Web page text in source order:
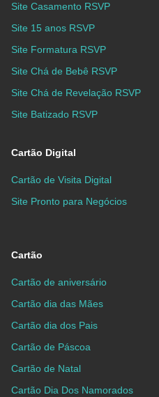
Site Casamento RSVP
Site 15 anos RSVP
Site Formatura RSVP
Site Chá de Bebê RSVP
Site Chá de Revelação RSVP
Site Batizado RSVP
Cartão Digital
Cartão de Visita Digital
Site Pronto para Negócios
Cartão
Cartão de aniversário
Cartão dia das Mães
Cartão dia dos Pais
Cartão de Páscoa
Cartão de Natal
Cartão Dia Dos Namorados